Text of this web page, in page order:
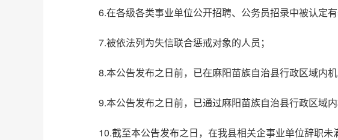
6.在各级各类事业单位公开招聘、公务员招录中被认定
7.被依法列为失信联合惩戒对象的人员；
8.本公告发布之日前，已在麻阳苗族自治县行政区域内
9.本公告发布之日前，已通过麻阳苗族自治县行政区域
10.截至本公告发布之日，在我县相关企事业单位辞职未